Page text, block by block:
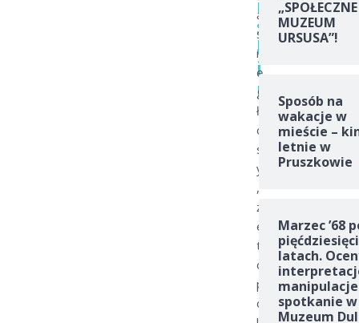
s
k
i
m
ą
s
i
ę
g
ł
o
s
y
,
ż
e
t
o
p
o
„SPOŁECZNE
MUZEUM
URSUSA”!
Sposób na
wakacje w
mieście –
letnie w
Pruszkowie
Marzec ’68
latach.
spotkanie w
Muzeum